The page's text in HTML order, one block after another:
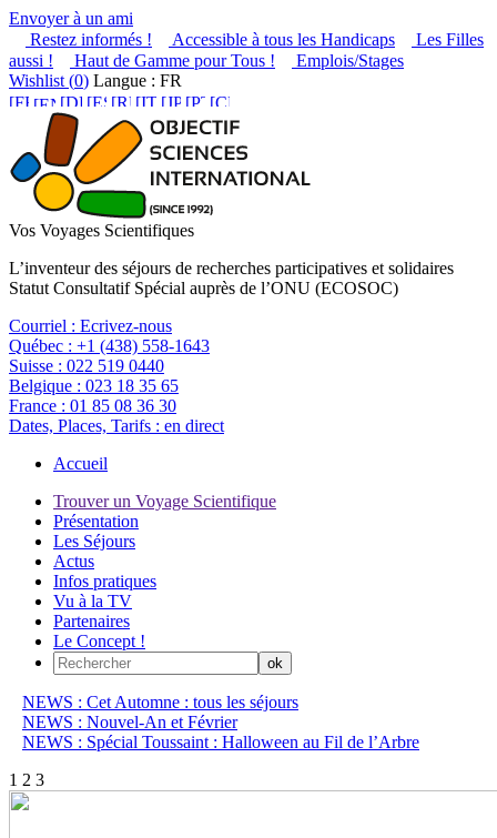
Envoyer à un ami
Restez informés !
Accessible à tous les Handicaps
Les Filles
aussi !
Haut de Gamme pour Tous !
Emplois/Stages
Wishlist (0) Langue : FR
Vos Voyages Scientifiques
L’inventeur des séjours de recherches participatives et solidaires
Statut Consultatif Spécial auprès de l’ONU (ECOSOC)
Courriel : Ecrivez-nous
Québec : +1 (438) 558-1643
Suisse : 022 519 0440
Belgique : 023 18 35 65
France : 01 85 08 36 30
Dates, Places, Tarifs : en direct
Accueil
Trouver un Voyage Scientifique
Présentation
Les Séjours
Actus
Infos pratiques
Vu à la TV
Partenaires
Le Concept !
NEWS : Cet Automne : tous les séjours
NEWS : Nouvel-An et Février
NEWS : Spécial Toussaint : Halloween au Fil de l’Arbre
1 2 3